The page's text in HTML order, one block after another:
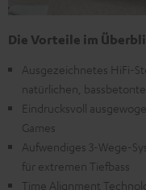
Die Vorteile im
Ausgezeichnetes HiFi-
natürlichen,
Eindrucksvoll
Games
Aufwendiges 3-Wege-
für extremen Tiefbass
Time Alignment